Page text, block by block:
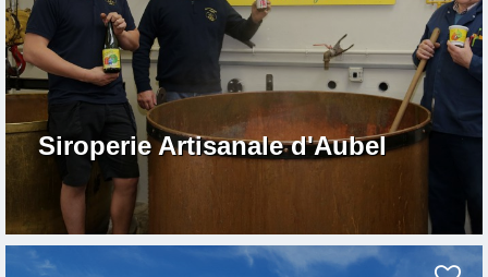
Siroperie Artisanale d'Aubel